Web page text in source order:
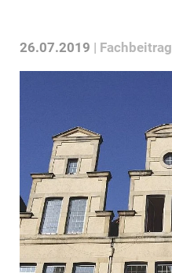
26.07.2019 Fachbeitrag